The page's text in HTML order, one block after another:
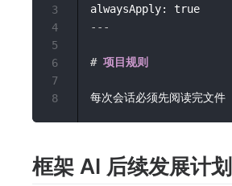
alwaysApply: true
---
# 项目规则
每次会话必须先阅读完文件
3
4
5
6
7
8
框架 AI 后续发展计划